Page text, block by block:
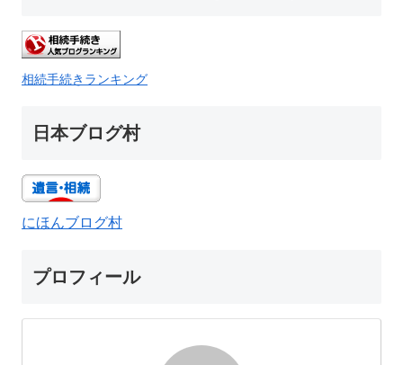
相続手続きランキング
日本ブログ村
にほんブログ村
プロフィール